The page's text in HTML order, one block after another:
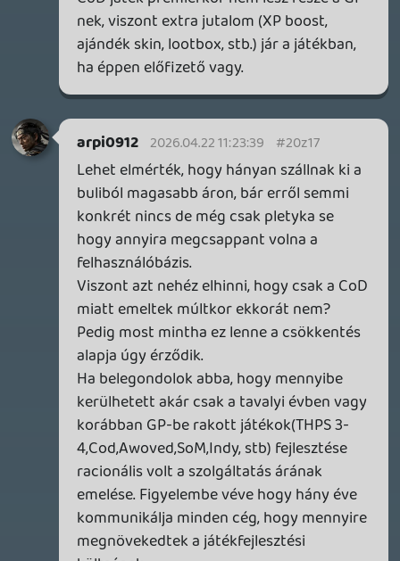
arpi0912 2026.04.22 08:36:12
arpi0912 2026.04.22 08:36:12 #20z0o
Pedig évek óta az a szóbeszéd a Cod-okkal
kapcsolatban, hogy kutyát nem érdeklik a
Egyébként érdekes ez, mert egyfelől
üdvözítő azoknak akik használják a
szolgáltatást (a CoD nem ér ekkora felárat
day 1). Másfelől tényleg csak a Cod miatt
volt az az áremelés ? (Most az a fals érzése
lehet az embernek) Mert úgy tűnt akkor,
hogy hosszú távon muszáj emelniük a
szolgáltatás árát, hogy ellensúlyozzák a
bekerülő 1st party címek előállítási
költségét, ami most már a sok felvásárlás
után elég tetemes összeg és amiket a GP-
be adogatnak.
Plasma 2026.04.21 21:35:22
negyvenusz 2026.04.21 23:54:23 #20z0b
Érdekesség, hogy a mostani 7 090 Ft-os
árat ~308 Ft-os USD áron váltották át, a
"régi" 10 890 Ft-os árnál meg ~363 Ft/USD-
ben.
Amúgy a PC Game Pass esetében ez
maradt ~363 Ft/USD.